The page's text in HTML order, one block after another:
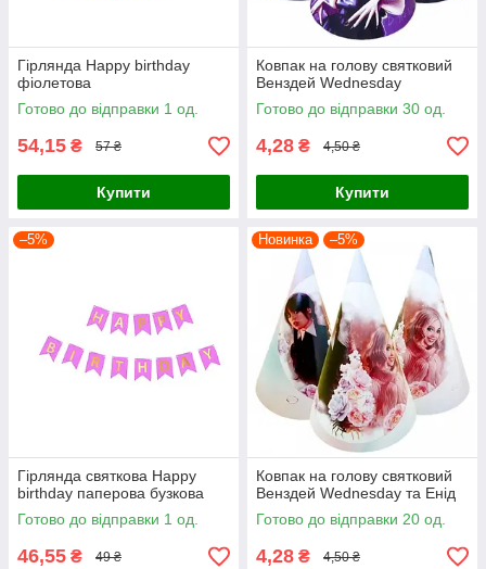
Гірлянда Happy birthday
фіолетова
Готово до відправки 1 од.
54,15 ₴ 57 ₴
Купити
Ковпак на голову святковий
Венздей Wednesday
Готово до відправки 30 од.
4,28 ₴ 4,50 ₴
Купити
–5%
Гірлянда святкова Happy
birthday паперова бузкова
Готово до відправки 1 од.
46,55 ₴ 49 ₴
Новинка –5%
Ковпак на голову святковий
Венздей Wednesday та Енід
Готово до відправки 20 од.
4,28 ₴ 4,50 ₴